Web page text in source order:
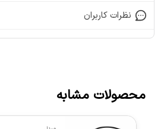
نظرات کاربران
محصولات مشابه